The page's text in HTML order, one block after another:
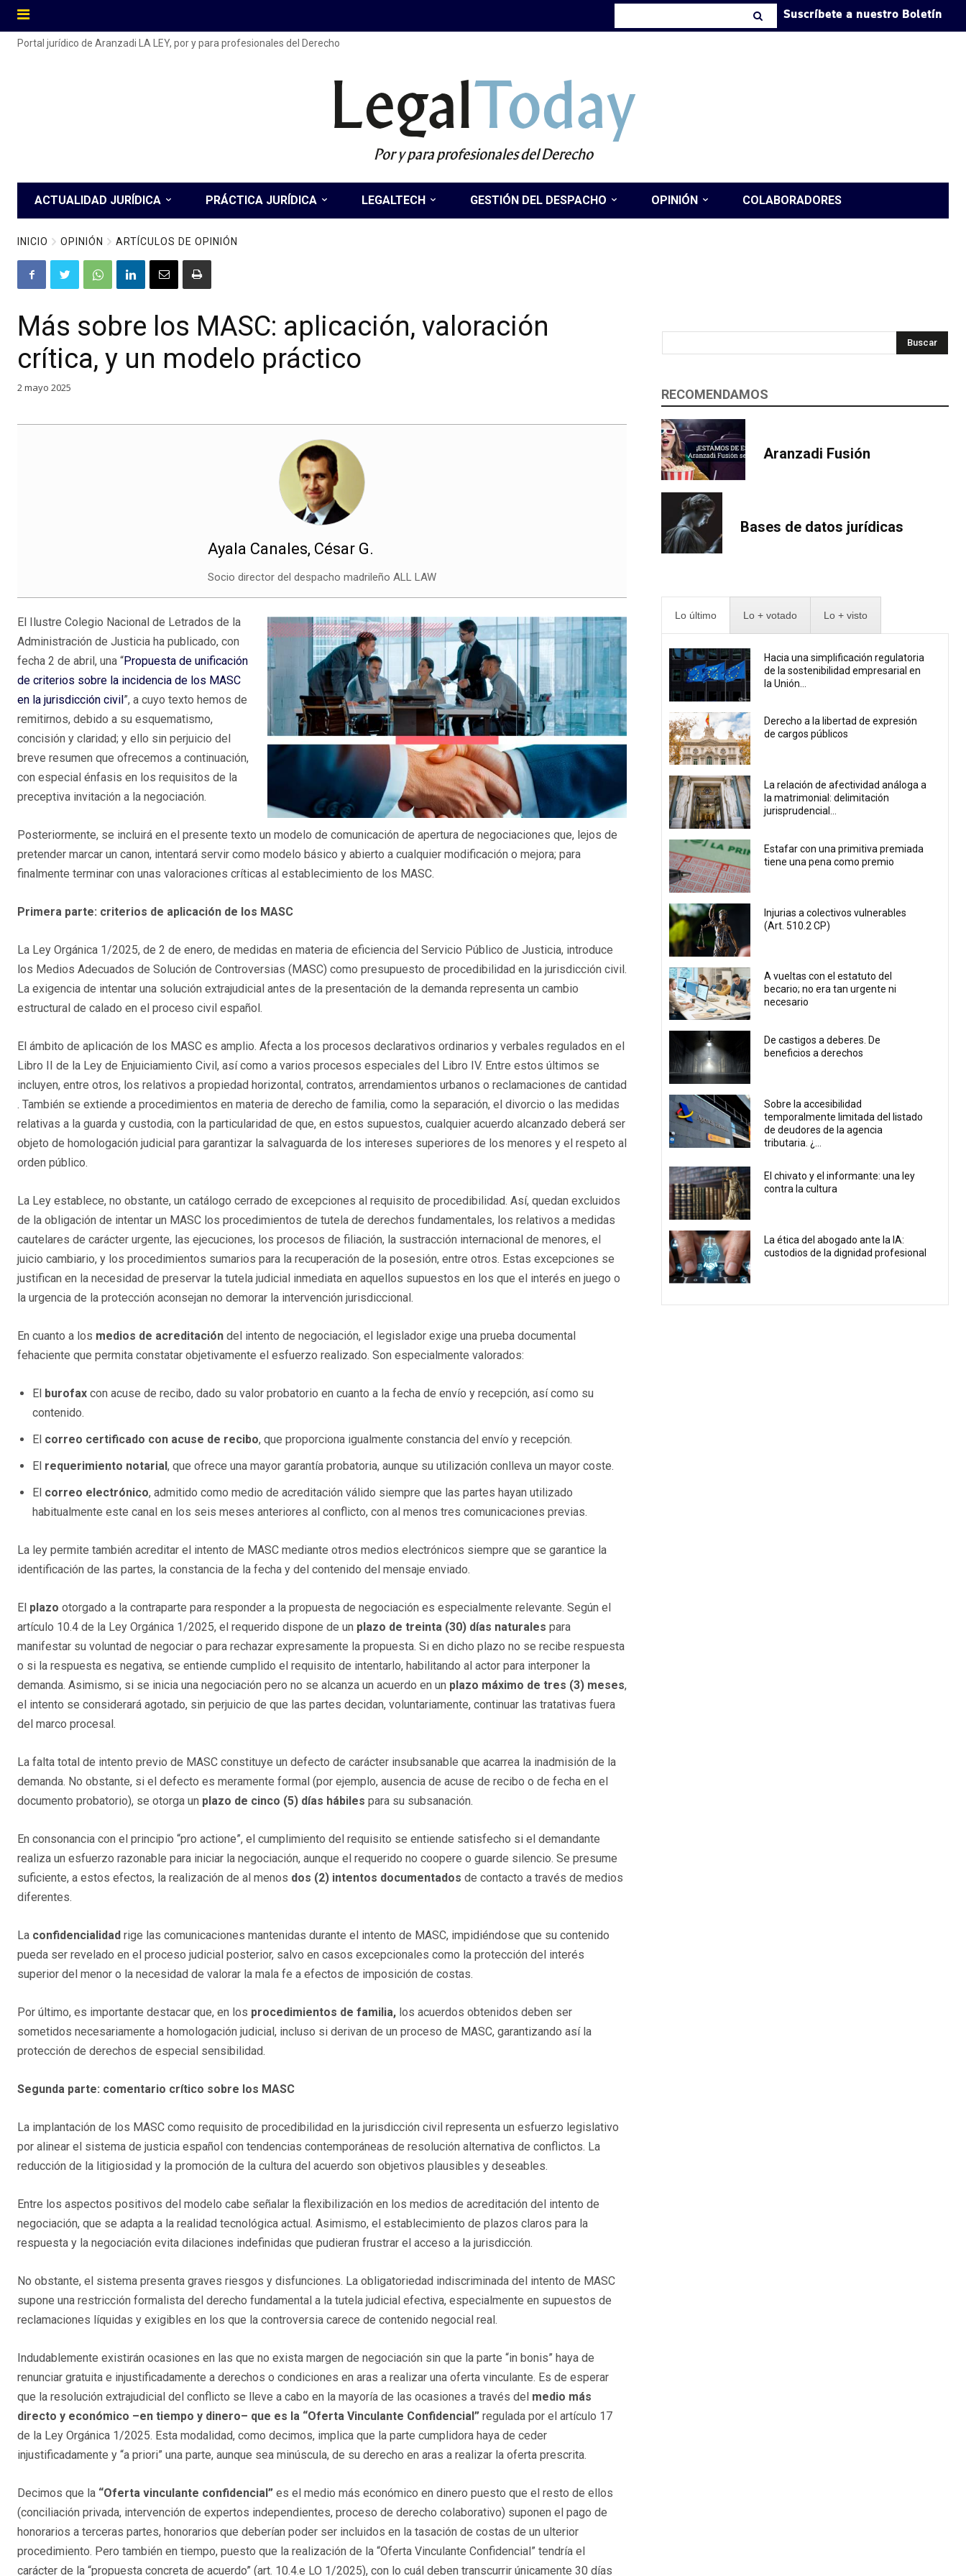
Suscríbete a nuestro Boletín
Portal jurídico de Aranzadi LA LEY, por y para profesionales del Derecho
LegalToday
Por y para profesionales del Derecho
ACTUALIDAD JURÍDICA PRÁCTICA JURÍDICA LEGALTECH GESTIÓN DEL DESPACHO OPINIÓN COLABORADORES
INICIO OPINIÓN ARTÍCULOS DE OPINIÓN
Más sobre los MASC: aplicación, valoración
crítica, y un modelo práctico
2 mayo 2025
Ayala Canales, César G.
Socio director del despacho madrileño ALL LAW
El Ilustre Colegio Nacional de Letrados de la
Administración de Justicia ha publicado, con
fecha 2 de abril, una “Propuesta de unificación
de criterios sobre la incidencia de los MASC
en la jurisdicción civil”, a cuyo texto hemos de
remitirnos, debido a su esquematismo,
concisión y claridad; y ello sin perjuicio del
breve resumen que ofrecemos a continuación,
con especial énfasis en los requisitos de la
preceptiva invitación a la negociación.
Posteriormente, se incluirá en el presente texto un modelo de comunicación de apertura de negociaciones que, lejos de
pretender marcar un canon, intentará servir como modelo básico y abierto a cualquier modificación o mejora; para
finalmente terminar con unas valoraciones críticas al establecimiento de los MASC.
Primera parte: criterios de aplicación de los MASC
La Ley Orgánica 1/2025, de 2 de enero, de medidas en materia de eficiencia del Servicio Público de Justicia, introduce
los Medios Adecuados de Solución de Controversias (MASC) como presupuesto de procedibilidad en la jurisdicción civil.
La exigencia de intentar una solución extrajudicial antes de la presentación de la demanda representa un cambio
estructural de calado en el proceso civil español​.
El ámbito de aplicación de los MASC es amplio. Afecta a los procesos declarativos ordinarios y verbales regulados en el
Libro II de la Ley de Enjuiciamiento Civil, así como a varios procesos especiales del Libro IV. Entre estos últimos se
incluyen, entre otros, los relativos a propiedad horizontal, contratos, arrendamientos urbanos o reclamaciones de cantidad​
. También se extiende a procedimientos en materia de derecho de familia, como la separación, el divorcio o las medidas
relativas a la guarda y custodia, con la particularidad de que, en estos supuestos, cualquier acuerdo alcanzado deberá ser
objeto de homologación judicial para garantizar la salvaguarda de los intereses superiores de los menores y el respeto al
orden público​.
La Ley establece, no obstante, un catálogo cerrado de excepciones al requisito de procedibilidad. Así, quedan excluidos
de la obligación de intentar un MASC los procedimientos de tutela de derechos fundamentales, los relativos a medidas
cautelares de carácter urgente, las ejecuciones, los procesos de filiación, la sustracción internacional de menores, el
juicio cambiario, y los procedimientos sumarios para la recuperación de la posesión, entre otros​. Estas excepciones se
justifican en la necesidad de preservar la tutela judicial inmediata en aquellos supuestos en los que el interés en juego o
la urgencia de la protección aconsejan no demorar la intervención jurisdiccional.
En cuanto a los medios de acreditación del intento de negociación, el legislador exige una prueba documental
fehaciente que permita constatar objetivamente el esfuerzo realizado. Son especialmente valorados:
El burofax con acuse de recibo, dado su valor probatorio en cuanto a la fecha de envío y recepción, así como su
contenido.
El correo certificado con acuse de recibo, que proporciona igualmente constancia del envío y recepción.
El requerimiento notarial, que ofrece una mayor garantía probatoria, aunque su utilización conlleva un mayor coste.
El correo electrónico, admitido como medio de acreditación válido siempre que las partes hayan utilizado
habitualmente este canal en los seis meses anteriores al conflicto, con al menos tres comunicaciones previas​.
La ley permite también acreditar el intento de MASC mediante otros medios electrónicos siempre que se garantice la
identificación de las partes, la constancia de la fecha y del contenido del mensaje enviado​.
El plazo otorgado a la contraparte para responder a la propuesta de negociación es especialmente relevante. Según el
artículo 10.4 de la Ley Orgánica 1/2025, el requerido dispone de un plazo de treinta (30) días naturales para
manifestar su voluntad de negociar o para rechazar expresamente la propuesta. Si en dicho plazo no se recibe respuesta
o si la respuesta es negativa, se entiende cumplido el requisito de intentarlo, habilitando al actor para interponer la
demanda​. Asimismo, si se inicia una negociación pero no se alcanza un acuerdo en un plazo máximo de tres (3) meses,
el intento se considerará agotado, sin perjuicio de que las partes decidan, voluntariamente, continuar las tratativas fuera
del marco procesal.
La falta total de intento previo de MASC constituye un defecto de carácter insubsanable que acarrea la inadmisión de la
demanda. No obstante, si el defecto es meramente formal (por ejemplo, ausencia de acuse de recibo o de fecha en el
documento probatorio), se otorga un plazo de cinco (5) días hábiles para su subsanación​.
En consonancia con el principio “pro actione”, el cumplimiento del requisito se entiende satisfecho si el demandante
realiza un esfuerzo razonable para iniciar la negociación, aunque el requerido no coopere o guarde silencio. Se presume
suficiente, a estos efectos, la realización de al menos dos (2) intentos documentados de contacto a través de medios
diferentes​.
La confidencialidad rige las comunicaciones mantenidas durante el intento de MASC, impidiéndose que su contenido
pueda ser revelado en el proceso judicial posterior, salvo en casos excepcionales como la protección del interés
superior del menor o la necesidad de valorar la mala fe a efectos de imposición de costas​.
Por último, es importante destacar que, en los procedimientos de familia, los acuerdos obtenidos deben ser
sometidos necesariamente a homologación judicial, incluso si derivan de un proceso de MASC, garantizando así la
protección de derechos de especial sensibilidad.
Segunda parte: comentario crítico sobre los MASC
La implantación de los MASC como requisito de procedibilidad en la jurisdicción civil representa un esfuerzo legislativo
por alinear el sistema de justicia español con tendencias contemporáneas de resolución alternativa de conflictos. La
reducción de la litigiosidad y la promoción de la cultura del acuerdo son objetivos plausibles y deseables.
Entre los aspectos positivos del modelo cabe señalar la flexibilización en los medios de acreditación del intento de
negociación, que se adapta a la realidad tecnológica actual. Asimismo, el establecimiento de plazos claros para la
respuesta y la negociación evita dilaciones indefinidas que pudieran frustrar el acceso a la jurisdicción.
No obstante, el sistema presenta graves riesgos y disfunciones. La obligatoriedad indiscriminada del intento de MASC
supone una restricción formalista del derecho fundamental a la tutela judicial efectiva, especialmente en supuestos de
reclamaciones líquidas y exigibles en los que la controversia carece de contenido negocial real​.
Indudablemente existirán ocasiones en las que no exista margen de negociación sin que la parte “in bonis” haya de
renunciar gratuita e injustificadamente a derechos o condiciones en aras a realizar una oferta vinculante. Es de esperar
que la resolución extrajudicial del conflicto se lleve a cabo en la mayoría de las ocasiones a través del medio más
directo y económico –en tiempo y dinero– que es la “Oferta Vinculante Confidencial” regulada por el artículo 17
de la Ley Orgánica 1/2025. Esta modalidad, como decimos, implica que la parte cumplidora haya de ceder
injustificadamente y “a priori” una parte, aunque sea minúscula, de su derecho en aras a realizar la oferta prescrita.
Decimos que la “Oferta vinculante confidencial” es el medio más económico en dinero puesto que el resto de ellos
(conciliación privada, intervención de expertos independientes, proceso de derecho colaborativo) suponen el pago de
honorarios a terceras partes, honorarios que deberían poder ser incluidos en la tasación de costas de un ulterior
procedimiento. Pero también en tiempo, puesto que la realización de la “Oferta Vinculante Confidencial” tendría el
carácter de la “propuesta concreta de acuerdo” (art. 10.4.e LO 1/2025), con lo cuál deben transcurrir únicamente 30 días
Buscar
RECOMENDAMOS
Aranzadi Fusión
Bases de datos jurídicas
Lo último Lo + votado Lo + visto
Hacia una simplificación regulatoria
de la sostenibilidad empresarial en
la Unión...
Derecho a la libertad de expresión
de cargos públicos
La relación de afectividad análoga a
la matrimonial: delimitación
jurisprudencial...
Estafar con una primitiva premiada
tiene una pena como premio
Injurias a colectivos vulnerables
(Art. 510.2 CP)
A vueltas con el estatuto del
becario; no era tan urgente ni
necesario
De castigos a deberes. De
beneficios a derechos
Sobre la accesibilidad
temporalmente limitada del listado
de deudores de la agencia
tributaria. ¿...
El chivato y el informante: una ley
contra la cultura
La ética del abogado ante la IA:
custodios de la dignidad profesional